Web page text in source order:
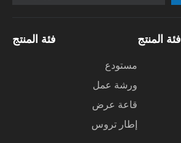
فئة المنتج
مستودع
ورشة عمل
قاعة عرض
إطار تروس
فئة المنتج